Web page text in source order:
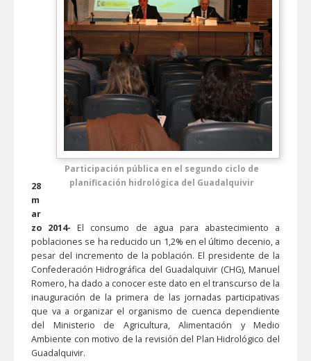
Participación pública en el segundo ciclo de
planificación hidrológica del Guadalquivir
28
m
ar
zo 2014-El consumo de agua para abastecimiento a
poblaciones se ha reducido un 1,2% en el último decenio, a
pesar del incremento de la población. El presidente de la
Confederación Hidrográfica del Guadalquivir (CHG), Manuel
Romero, ha dado a conocer este dato en el transcurso de la
inauguración de la primera de las jornadas participativas
que va a organizar el organismo de cuenca dependiente
del Ministerio de Agricultura, Alimentación y Medio
Ambiente con motivo de la revisión del Plan Hidrológico del
Guadalquivir.